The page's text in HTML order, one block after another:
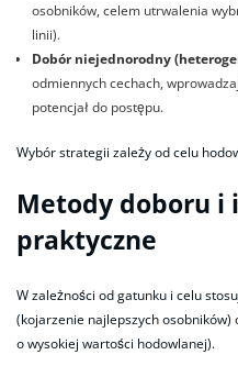
osobników, celem utrwalenia
linii).
Dobór niejednorodny
odmiennych cechach,
potencjał do postępu.
Wybór strategii zależy od celu
Metody doboru i
praktyczne
W zależności od gatunku i celu
(kojarzenie najlepszych
o wysokiej wartości hodowlanej).